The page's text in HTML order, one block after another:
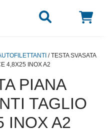
/ TESTA SVASATA
4,8X25 INOX A2
PIANA
TAGLIO
INOX A2